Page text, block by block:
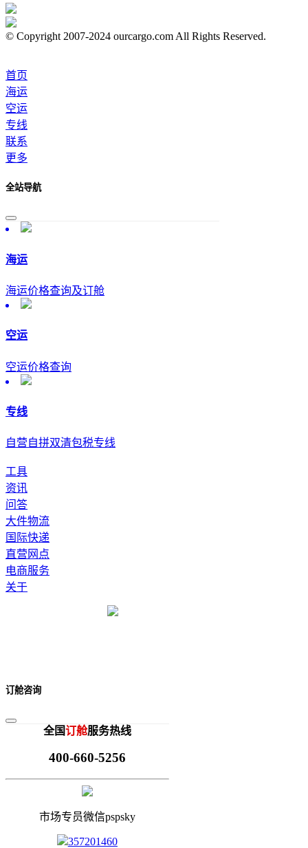
© Copyright 2007-2024 ourcargo.com All Rights Reserved.
首页
海运
空运
专线
联系
更多
全站导航
海运
海运价格查询及订舱
空运
空运价格查询
专线
自营自拼双清包税专线
工具
资讯
问答
大件物流
国际快递
直营网点
电商服务
关于
订舱咨询
全国订舱服务热线
400-660-5256
市场专员微信pspsky
357201460